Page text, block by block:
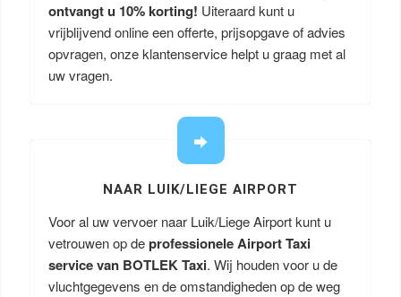
ontvangt u 10% korting! Uiteraard kunt u
vrijblijvend online een offerte, prijsopgave of advies
opvragen, onze klantenservice helpt u graag met al
uw vragen.
NAAR LUIK/LIEGE AIRPORT
Voor al uw vervoer naar Luik/Liege Airport kunt u
vetrouwen op deprofessionele Airport Taxi
service van BOTLEK Taxi. Wij houden voor u de
vluchtgegevens en de omstandigheden op de weg